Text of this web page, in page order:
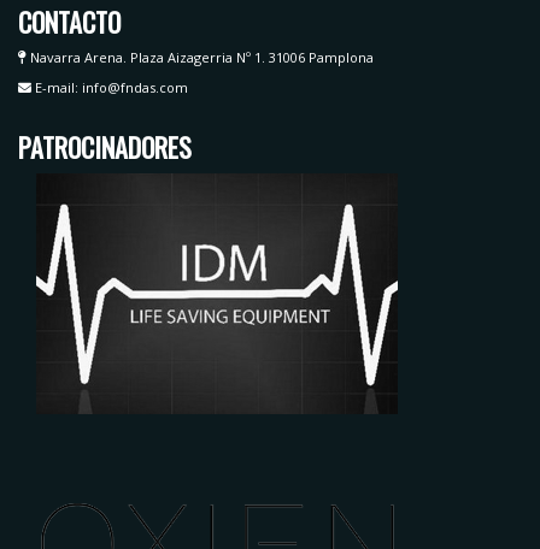
CONTACTO
Navarra Arena. Plaza Aizagerria Nº 1. 31006 Pamplona
E-mail: info@fndas.com
PATROCINADORES